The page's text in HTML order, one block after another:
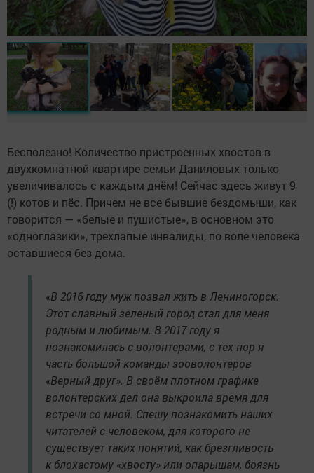
Бесполезно! Количество пристроенных хвостов в
двухкомнатной квартире семьи Даниловых только
увеличивалось с каждым днём! Сейчас здесь живут 9
(!) котов и пёс. Причем не все бывшие бездомыши, как
говорится — «белые и пушистые», в основном это
«одноглазики», трехлапые инвалиды, по воле человека
оставшиеся без дома.
«В 2016 году муж позвал жить в Лениногорск.
Этот славный зеленый город стал для меня
родным и любимым. В 2017 году я
познакомилась с волонтерами, с тех пор я
часть большой команды зооволонтеров
«Верный друг». В своём плотном графике
волонтерских дел она выкроила время для
встречи со мной. Спешу познакомить наших
читателей с человеком, для которого не
существует таких понятий, как брезгливость
к блохастому «хвосту» или опарышам, боязнь